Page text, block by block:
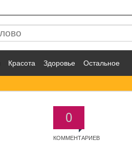
Красота Здоровье Остальное
0
КОММЕНТАРИЕВ